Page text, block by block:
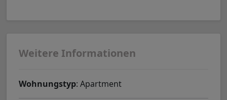
Weitere Informationen
Wohnungstyp: Apartment